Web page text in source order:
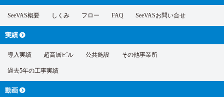
SeeVAS概要 しくみ フロー FAQ SeeVASお問い合せ
実績
導入実績 超高層ビル 公共施設 その他事業所
過去5年の工事実績
動画